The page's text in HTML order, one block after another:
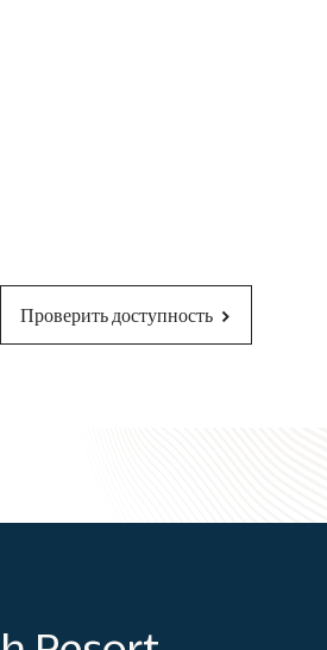
Проверить доступность